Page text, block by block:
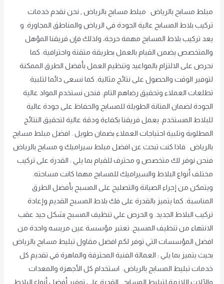
مبلط مسابح بالرياض مبلط مسابح بالرياض , نحن نقدم خدمات
تركيب بلاط المسابح عالية الجودة في الرياض والمناطق المجاورة. و
يعد تركيب بلاط المسابح مهمة حرجة، ولذلك فإن فريقنا المؤهل
والمتخصص يضمن القيام بالعمل بطريقة متقنة واحترافية. كما
نحرص على الالتزام بالمواعيد وتنظيم العمل بأفضل الطرق الممكنة
لتوفير الوقت والحصول على نتائج مثالية. كما نسعى دائما لتلبية
تطلعات العملاء وتحقيق رضاهم التام. فنحن نستخدم المواد عالية
الجودة لضمان المتانة الطويلة للمسابح والحفاظ على جودة عالية
للبلاط المستخدم. يعمل فريقنا بكفاءة ودقة عالية لتحقيق النتائج
المطلوبة وتلبية احتياجات العملاء بضمان طويل . افضل مبلط مسابح
بالرياض فاذا كنت تبحث عن افضل مبلط سيراميك و مسابح بالرياض
فنحن نوفر لك متخصص و محترف للقيام بما يلي : القدرة على تركيب
مختلف أنواع البلاط والسيراميك للمسابح مهما كانت مساحته.
ويتمكن من إجراء الصيانة والتصليح على المسبح بأفضل الطرق
المناسبة. كما يتميز بالقدرة على فك بلاط المسبح القديم وإعادة
تركيب البلاط الجديد. و الحرص علي تنظيف المسبح بشكل جيد عقب
الانتهاء من تنظيف المسبح. تعتبر مؤسسة عين مريسه واحدة من
افضل المؤسسات التي توفر لكم افضل مقاول تبليط مسابح بالرياض
بحيث يتميز بما يلي : العمالة الفنية المحترفة والماهرة في تقديم كل
خدمات تبليط المسابح بالرياض. استخدام كل الأجهزة والمعدات
والآلات اللازمة لتبليط المسابح. القدرة على توفير أفضل أنواع البلاط